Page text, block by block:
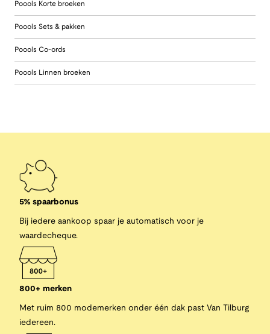
Poools Korte broeken
Poools Sets & pakken
Poools Co-ords
Poools Linnen broeken
5% spaarbonus
Bij iedere aankoop spaar je automatisch voor je
waardecheque.
800+ merken
Met ruim 800 modemerken onder één dak past Van Tilburg
iedereen.